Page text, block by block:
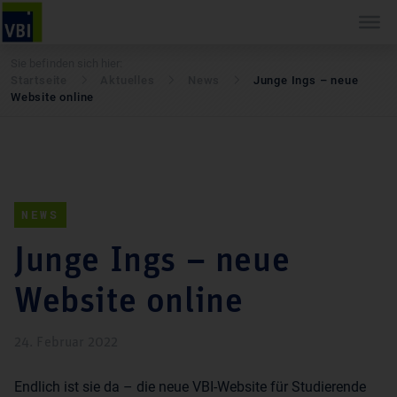
Junge Ings – neue
Website online
NEWS
Junge Ings – neue
Website online
Endlich ist sie da – die neue VBI-Website für Studierende